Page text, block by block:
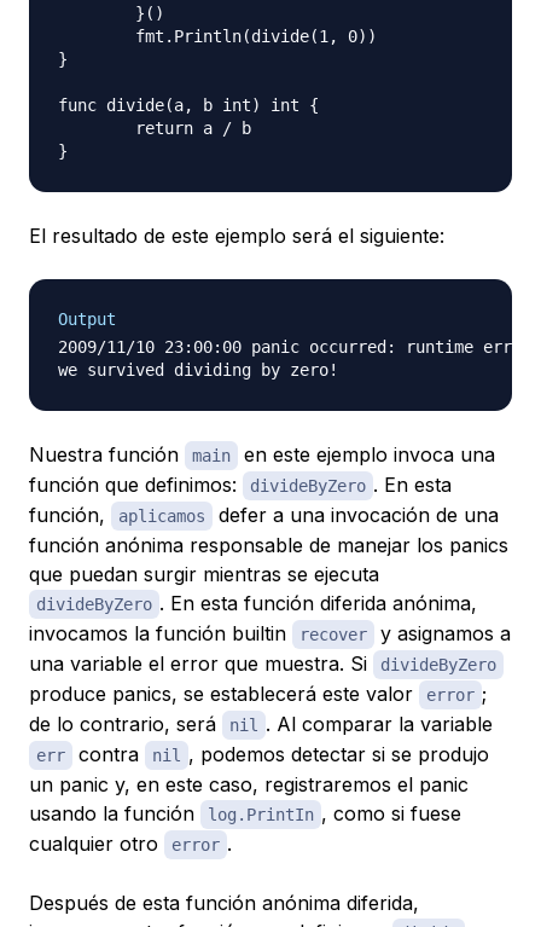
}
func divide(a, b int) int {
El resultado de este ejemplo será el siguiente:
Output
2009/11/10 23:00:00 panic occurred: runtime
Nuestra función main
en este ejemplo invoca una
función que definimos:
divideByZero . En esta
función,
aplicamos
defer a una invocación de una
función anónima responsable de manejar los panics
que puedan surgir mientras se ejecuta
divideByZero . En esta función diferida anónima,
invocamos la función builtin
recover
y asignamos a
una variable el error que muestra. Si
divideByZero
produce panics, se establecerá este valor error ;
de lo contrario, será
nil . Al comparar la variable
err contra nil , podemos detectar si se produjo
un panic y, en este caso, registraremos el panic
usando la función
log.PrintIn , como si fuese
cualquier otro
error .
Después de esta función anónima diferida,